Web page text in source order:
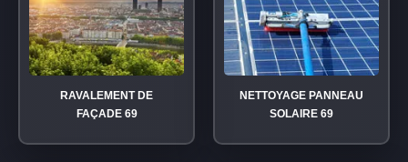
RAVALEMENT DE
FAÇADE 69
NETTOYAGE PANNEAU
SOLAIRE 69